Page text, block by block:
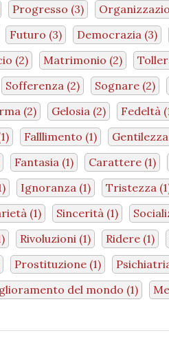
Progresso (3)
Futuro (3) Democrazia (3)
(2) Matrimonio (2)
Sofferenza (2) Sognare (2)
(2) Gelosia (2) Fedeltà
Falllimento (1) Gentilezza
Fantasia (1) Carattere (1)
Ignoranza (1) Tristezza
(1) Sincerità (1)
Rivoluzioni (1) Ridere (1)
Prostituzione (1)
del mondo (1)